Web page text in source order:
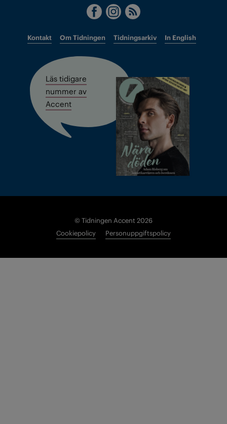
Kontakt Om Tidningen Tidningsarkiv In English
Läs tidigare
nummer av
Accent
© Tidningen Accent 2026
Cookiepolicy
Personuppgiftspolicy